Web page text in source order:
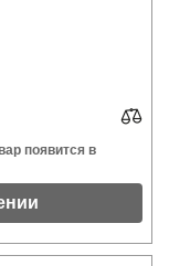
появится в